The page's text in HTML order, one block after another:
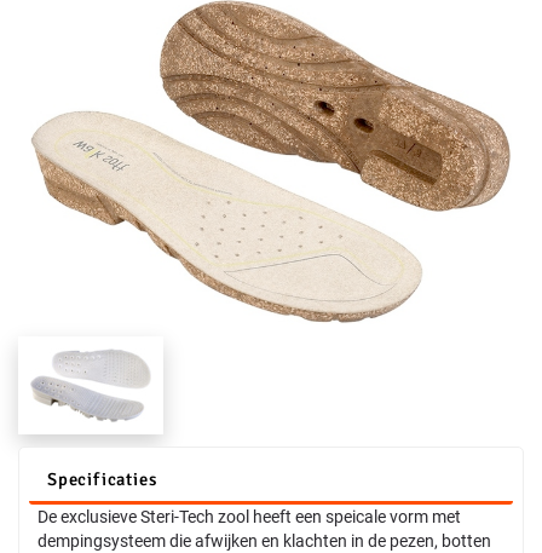
Specificaties
De exclusieve Steri-Tech zool heeft een speicale vorm met
dempingsysteem die afwijken en klachten in de pezen, botten